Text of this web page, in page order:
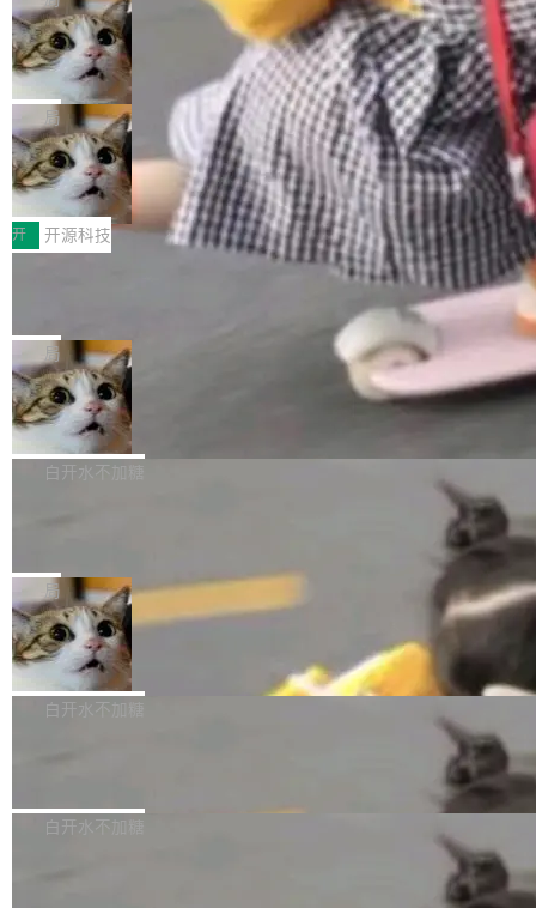
现实 过去两年，CIO们的焦虑清单上多了两项：
一是如何让大模型和智能体应用安全地从PoC走
向生产，二是如何让测试团队跟得上AI应用...
设置，如果用布尔值 + 可空字段来表示——bool
ean 表示是否可切换，nullable 的默认模式、浅
色方案、深色方案——会产生大量无意义的组
合。方案缺了、配置冲突了、全 null 了。要知道
哪些组合有效，作者说，你得靠"文档、校验、或
者部落知识"。 换个写法。Rust 的 enum，两个
变体：Switchable...
个"AI 知识库 + 聊天机器人"——每个大厂都在
做，没什么新鲜的。 但 Kenton Varda 在 Twitte
r 上把事情说清楚了： 今天我们发布了 Cloudfla
re OS，一个带连接器的聊天机器人，跟其他所
有科技公司做的一样。只不过，实际上它不一
样。这是 Sandstorm.io 的重制版，我十年前的
那个创业公司。不同的是，这次它构建在 Cloudf
lare Workers 上——我花了九年时间搭建的平台
——并且深度集成了 AI。这基本上是我十年秘密
Deno 团队开源 Celld，可自托管的分
布式 Durable Objects
Ryan Dahl 领导的 Deno 团队推出了最新开源项
目 Celld，一个能在自己机器上运行 Cloudflare
Workers 和 Durable Objects 的守护进程。 设
计思路很直接：每个对象是一个独立的 SQLite
数据库，按名称寻址，复制到你自己的 S3 兼容
存储库里。节点之间只通过这个存储库协调——
没有控制平面，没有共识协议。每个对象自带一
个小型数据库，应用天然按分片构建，单个数据
库的竞争和爆炸半径问题在设计层面就被消除
了。 闲置的 cell 会休眠到几乎不占资源。当 cel
l 迁移或唤醒时，新宿主从 S3 恢复 SQLite 数据
库继续执行。存储库是持久化的唯一真相...
局
鲁大师7月新机性能/流畅/AI榜：vivo夺
性能、流畅双第一，三星Galaxy Z系列
新折叠缺席
2026年7月的手机市场，由于存储等硬件成本暴
增，手机厂商的日子也不好过啊，新机速度明显
放缓，因此硝烟味淡了许多。新机参数规格除开
高价的三星折叠（三星Galaxy Z Fold8 Ultra / Z
Fold8 / Z Flip8）外，其余要么是中低端机器，
例如iQOO Z11i、REDMI Note 17、REDMI No
te 17 Pro、OPPO K15，要么是vivo X300 E这
样的次旗舰。 Galaxy Z Fold8 Ultra / Z Fold8 /
Z Flip8三款折叠屏新机均在7月22日发布，且全
部搭载骁龙8 Elite Gen5 for Galaxy，它们本该
开 开源科技
Zed 编辑器团队发布了新项目——DeltaDB，一
个在 git commit 之间记录每一次编辑操作的版
本控制系统。目前处于 Early Access 阶段。 De
ltaDB 的核心思路直接写在 landing page 最显
眼的位置：「Software is made between com
mits」——软件是在 commit 之间写出来的。git
是把这段空隙补上。 回退到任何一次编辑：Delt
aDB 捕获 commit 之间的每一次操作，...
局
SpaceXAI 单季资本开支达 183 亿美元
根据风险投资人Tomer Tunguz 博客（VC 分
析）披露的最新分析与第二季度业绩报告，Spac
微软同期总资本开支的四成。 与亚马逊、Alpha
bet、微软以及 Meta 等传统科技巨头相比，Spa
ceXAI的资金消耗速度尤为引人瞩目。然而，支
撑庞大支出的资金来源却呈现出截然不同的面
貌。数据显示，微软和 Meta 主要依托充沛的经
白开水不加糖
一个在终端里运行的编程 agent；Muse Spark
1.2，驱动这个 agent 的新模型。一句话概括：
你可以用 curl -fsSL https://dev.meta.ai/install.
sh | bash 安装一个能在大项目里自动规划、写
代码、验证结果的 AI 终端工具。 据介绍，Muse
个主 agent 循环，外加一组后台 agent。这些后
局
美团开源 LoHoSearch，用知识图谱校
准 AI 能力认知
机器出题的前提，是让机器拥有全局视野。整个
构建流程可以分为四个环节：建图 → 控制难度
白开水不加糖
库，并将作为transport接入Mooncake TENT。
白开水不加糖